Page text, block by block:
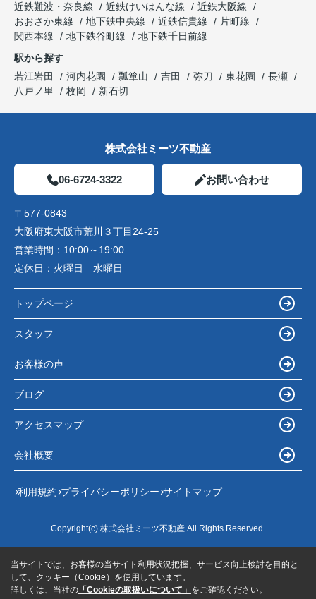
近鉄難波・奈良線
近鉄けいはんな線
近鉄大阪線
おおさか東線
地下鉄中央線 近鉄信貴線
片町線
関西本線
地下鉄谷町線
地下鉄千日前線
駅から探す
若江岩田
河内花園 瓢箪山 吉田 弥刀 東花園
長瀬
八戸ノ里
枚岡 新石切
株式会社ミーツ不動産
06-6724-3322 お問い合わせ
〒577-0843
大阪府東大阪市荒川３丁目24-25
営業時間： 10:00～19:00
定休日： 火曜日 水曜日
トップページ
スタッフ
お客様の声
ブログ
アクセスマップ
会社概要
利用規約 プライバシーポリシー サイトマップ
Copyright(c) 株式会社ミーツ不動産 All Rights Reserved.
当サイトでは、お客様の当サイト利用状況把握、サービス向上検討を目的と
して、クッキー（Cookie）を使用しています。
詳しくは、当社の 「Cookieの取扱いについて」 をご確認ください。